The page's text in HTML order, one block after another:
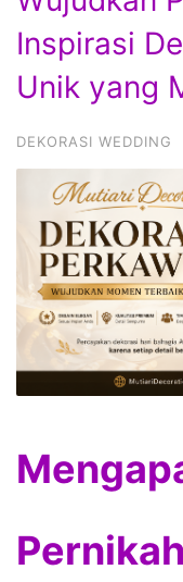
Inspirasi
Unik yang
DEKORASI WEDDING